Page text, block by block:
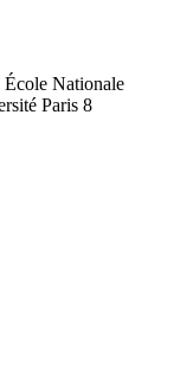
Nationale
Paris 8